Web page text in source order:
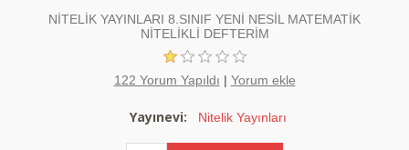
NİTELİK YAYINLARI 8.SINIF YENİ NESİL MATEMATİK
NİTELİKLİ DEFTERİM
122 Yorum Yapıldı | Yorum ekle
Yayınevi: Nitelik Yayınları